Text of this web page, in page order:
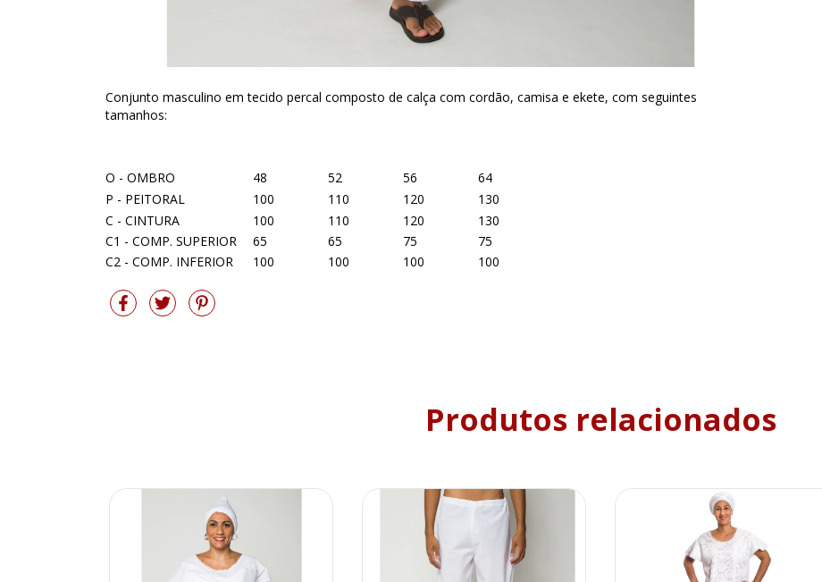
Conjunto masculino em tecido percal composto de calça com cordão, camisa e ekete, com seguintes
tamanhos:
O - OMBRO 48 52 56
64
P - PEITORAL
100 110 120
130
C - CINTURA
100 110 120
130
C1 - COMP. SUPERIOR
65 65 75
75
C2 - COMP. INFERIOR
100 100 100 100
Produtos relacionados